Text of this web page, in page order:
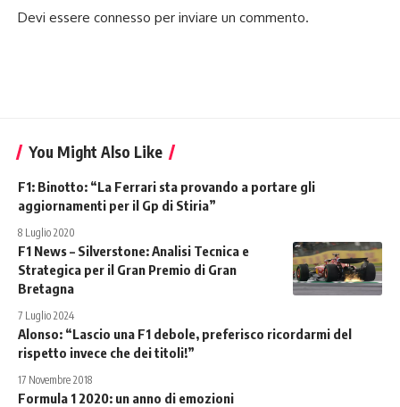
Devi essere connesso per inviare un commento.
You Might Also Like
F1: Binotto: “La Ferrari sta provando a portare gli
aggiornamenti per il Gp di Stiria”
8 Luglio 2020
F1 News – Silverstone: Analisi Tecnica e
Strategica per il Gran Premio di Gran
Bretagna
7 Luglio 2024
Alonso: “Lascio una F1 debole, preferisco ricordarmi del
rispetto invece che dei titoli!”
17 Novembre 2018
Formula 1 2020: un anno di emozioni